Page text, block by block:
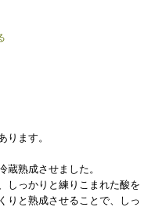
ます。
熟成させました。
しっかりと練りこまれた酸を
りと熟成させることで、しっ